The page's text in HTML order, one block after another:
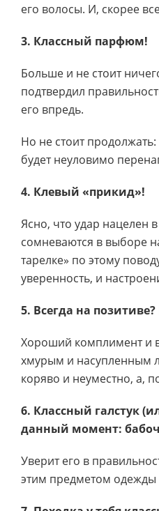
его волосы. И, скорее
3. Классный парфюм!
Больше и не стоит
подтвердил
его впредь.
Но не стоит
будет неуловимо
4. Клевый «прикид»!
Ясно, что удар нацелен
сомневаются в выборе
тарелке» по этому
уверенность, и
5. Всегда на
Хороший комплимент и
хмурым и насупленным
коряво и неуместно, а,
6. Классный галстук
данный момент:
Уверит его в
этим предметом